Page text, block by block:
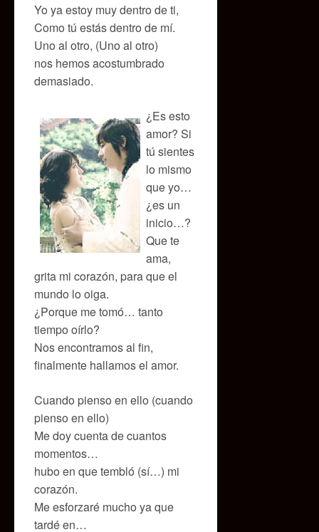
Yo ya estoy muy dentro de ti,
Como tú estás dentro de mí.
Uno al otro, (Uno al otro)
nos hemos acostumbrado
demasiado.
¿Es esto
amor? Si
tú sientes
lo mismo
que yo…
¿es un
inicio…?
Que te
ama,
grita mi corazón, para que el
mundo lo oiga.
¿Porque me tomó… tanto
tiempo oírlo?
Nos encontramos al fin,
finalmente hallamos el amor.
Cuando pienso en ello (cuando
pienso en ello)
Me doy cuenta de cuantos
momentos…
hubo en que tembló (sí…) mi
corazón.
Me esforzaré mucho ya que
tardé en…